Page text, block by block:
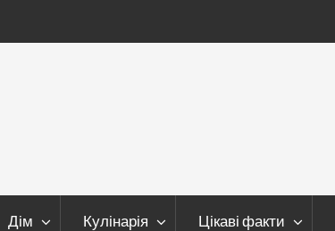
Дім Кулінарія Цікаві факти